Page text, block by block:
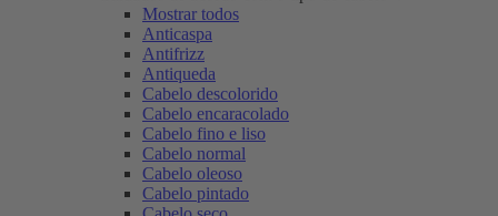
Mostrar todos
Anticaspa
Antifrizz
Antiqueda
Cabelo descolorido
Cabelo encaracolado
Cabelo fino e liso
Cabelo normal
Cabelo oleoso
Cabelo pintado